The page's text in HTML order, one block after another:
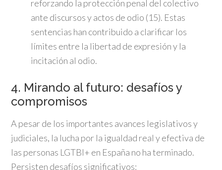
reforzando la protección penal del colectivo
ante discursos y actos de odio (15). Estas
sentencias han contribuido a clarificar los
límites entre la libertad de expresión y la
incitación al odio.
4. Mirando al futuro: desafíos y
compromisos
A pesar de los importantes avances legislativos y
judiciales, la lucha por la igualdad real y efectiva de
las personas LGTBI+ en España no ha terminado.
Persisten desafíos significativos: